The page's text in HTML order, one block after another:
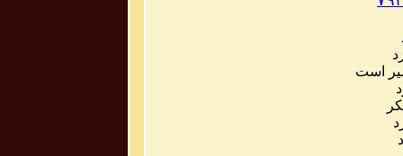
است